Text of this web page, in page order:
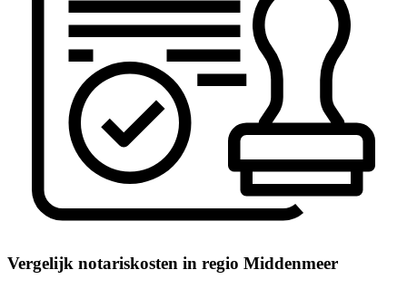
Vergelijk notariskosten in regio Middenmeer